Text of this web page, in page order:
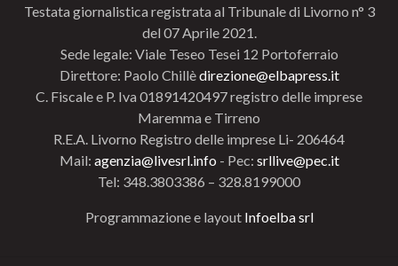
Testata giornalistica registrata al Tribunale di Livorno n° 3
del 07 Aprile 2021.
Sede legale: Viale Teseo Tesei 12 Portoferraio
Direttore: Paolo Chillèdirezione@elbapress.it
C. Fiscale e P. Iva 01891420497 registro delle imprese
Maremma e Tirreno
R.E.A. Livorno Registro delle imprese Li- 206464
Mail: agenzia@livesrl.info - Pec: srllive@pec.it
Tel: 348.3803386 – 328.8199000
Programmazione e layout Infoelba srl